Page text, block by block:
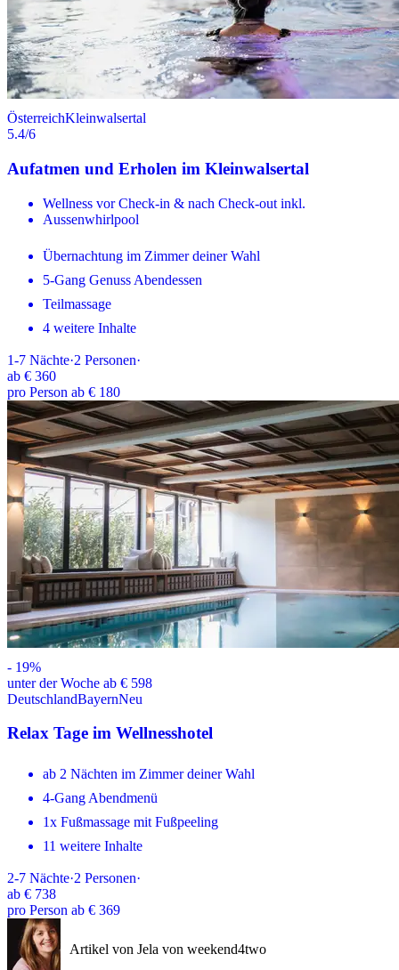
ÖsterreichKleinwalsertal
5.4/6
Aufatmen und Erholen im Kleinwalsertal
Wellness vor Check-in & nach Check-out inkl.
Aussenwhirlpool
Übernachtung im Zimmer deiner Wahl
5-Gang Genuss Abendessen
Teilmassage
4 weitere Inhalte
1-7 Nächte·2 Personen·
ab € 360
pro Person ab € 180
- 19%
unter der Woche ab € 598
DeutschlandBayernNeu
Relax Tage im Wellnesshotel
ab 2 Nächten im Zimmer deiner Wahl
4-Gang Abendmenü
1x Fußmassage mit Fußpeeling
11 weitere Inhalte
2-7 Nächte·2 Personen·
ab € 738
pro Person ab € 369
Artikel von Jela von weekend4two